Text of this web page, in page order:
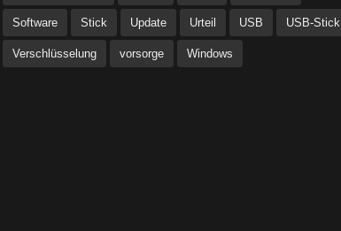
Software Stick Update Urteil USB USB-Stick
Verschlüsselung vorsorge Windows